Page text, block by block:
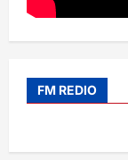
FM REDIO